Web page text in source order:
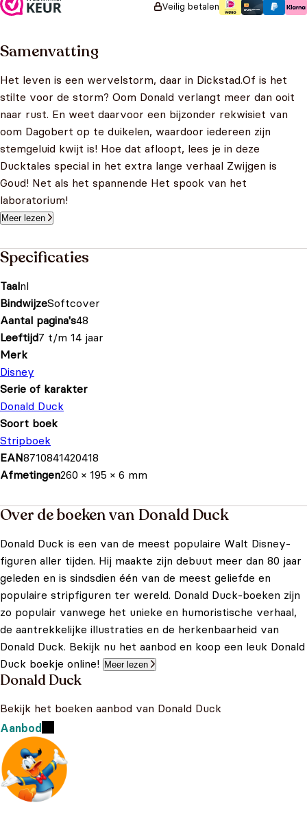
Veilig betalen
Samenvatting
Het leven is een wervelstorm, daar in Dickstad.Of is het
stilte voor de storm? Oom Donald verlangt meer dan ooit
naar rust. En weet daarvoor een bijzonder rekwisiet van
oom Dagobert op te duikelen, waardoor iedereen zijn
stemgeluid kwijt is! Hoe dat afloopt, lees je in deze
Ducktales special in het extra lange verhaal Zwijgen is
Goud! Net als het spannende Het spook van het
laboratorium!
Meer lezen
Specificaties
Taalnl
BindwijzeSoftcover
Aantal pagina's48
Leeftijd7 t/m 14 jaar
Merk
Disney
Serie of karakter
Donald Duck
Soort boek
Stripboek
EAN8710841420418
Afmetingen260 × 195 × 6 mm
Over de boeken van Donald Duck
Donald Duck is een van de meest populaire Walt Disney-
figuren aller tijden. Hij maakte zijn debuut meer dan 80 jaar
geleden en is sindsdien één van de meest geliefde en
populaire stripfiguren ter wereld. Donald Duck-boeken zijn
zo populair vanwege het unieke en humoristische verhaal,
de aantrekkelijke illustraties en de herkenbaarheid van
Donald Duck. Bekijk nu het aanbod en koop een leuk Donald
Duck boekje online!
Meer lezen
Donald Duck
Bekijk het boeken aanbod van Donald Duck
Aanbod